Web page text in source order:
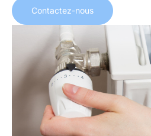
Contactez-nous